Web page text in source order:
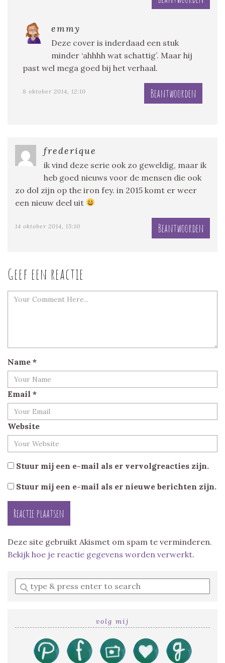
emmy
Deze cover is inderdaad een stuk
minder ‘ahhhh wat schattig’. Maar hij
past wel mega goed bij het verhaal.
8 oktober 2014, 12:10 Beantwoorden
frederique
ik vind deze serie ook zo geweldig, maar ik
heb goed nieuws voor de mensen die ook
zo dol zijn op the iron fey. in 2015 komt er weer
een nieuw deel uit
14 oktober 2014, 15:10 Beantwoorden
Geef een reactie
Name *
Email *
Website
Stuur mij een e-mail als er vervolgreacties zijn.
Stuur mij een e-mail als er nieuwe berichten zijn.
Deze site gebruikt Akismet om spam te verminderen.
Bekijk hoe je reactie gegevens worden verwerkt.
Enter
a
volg mij